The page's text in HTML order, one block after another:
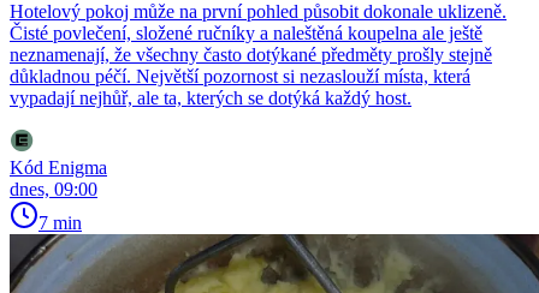
Hotelový pokoj může na první pohled působit dokonale uklizeně.
Čisté povlečení, složené ručníky a naleštěná koupelna ale ještě
neznamenají, že všechny často dotýkané předměty prošly stejně
důkladnou péčí. Největší pozornost si nezaslouží místa, která
vypadají nejhůř, ale ta, kterých se dotýká každý host.
Kód Enigma
dnes, 09:00
7 min